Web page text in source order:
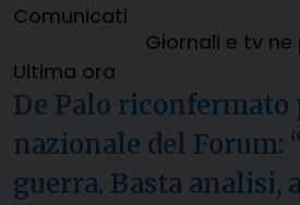
Comunicati
Giornali e tv
Ultima ora
De Palo riconfermato
nazionale del Forum:
guerra. Basta analisi,